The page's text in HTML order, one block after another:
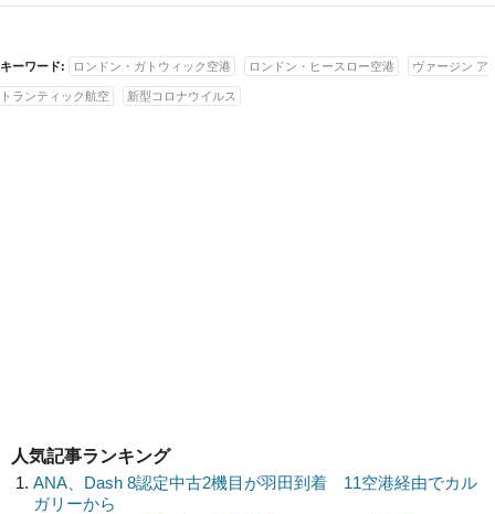
キーワード: ロンドン・ガトウィック空港 ロンドン・ヒースロー空港 ヴァージン ア
トランティック航空 新型コロナウイルス
人気記事ランキング
ANA、Dash 8認定中古2機目が羽田到着 11空港経由でカル
ガリーから